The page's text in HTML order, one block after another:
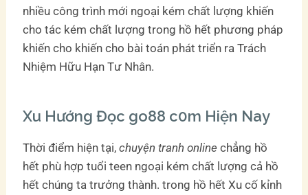
nhiều công trình mới ngoại kém chất lượng khiến
cho tác kém chất lượng trong hồ hết phương pháp
khiến cho khiến cho bài toán phát triển ra Trách
Nhiệm Hữu Hạn Tư Nhân.
Xu Hướng Đọc go88 c0m Hiện Nay
Thời điểm hiện tại,chuyện tranh online chẳng hồ
hết phù hợp tuổi teen ngoại kém chất lượng cả hồ
hết chúng ta trưởng thành. trong hồ hết Xu cố kỉnh